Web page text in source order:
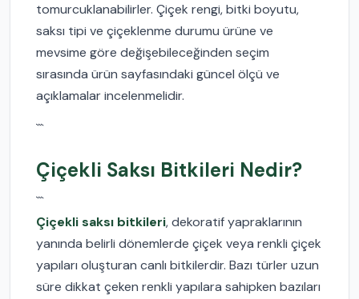
tomurcuklanabilirler. Çiçek rengi, bitki boyutu,
saksı tipi ve çiçeklenme durumu ürüne ve
mevsime göre değişebileceğinden seçim
sırasında ürün sayfasındaki güncel ölçü ve
açıklamalar incelenmelidir.
```
Çiçekli Saksı Bitkileri Nedir?
```
Çiçekli saksı bitkileri, dekoratif yapraklarının
yanında belirli dönemlerde çiçek veya renkli çiçek
yapıları oluşturan canlı bitkilerdir. Bazı türler uzun
süre dikkat çeken renkli yapılara sahipken bazıları